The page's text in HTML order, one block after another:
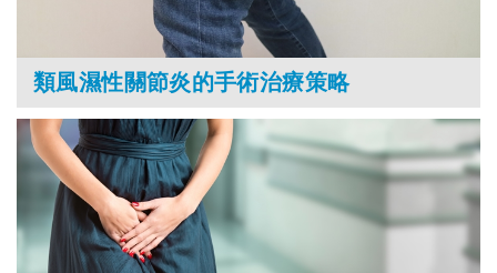
類風濕性關節炎的手術治療策略